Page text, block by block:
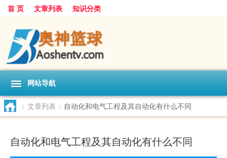
首 页 文章列表 知识分类
网站导航
> 文章列表 > 自动化和电气工程及其自动化有什么不同
自动化和电气工程及其自动化有什么不同